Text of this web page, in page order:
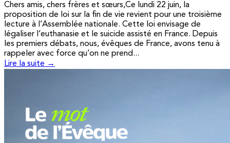
Chers amis, chers frères et sœurs,Ce lundi 22 juin, la
proposition de loi sur la fin de vie revient pour une troisième
lecture à l’Assemblée nationale. Cette loi envisage de
légaliser l’euthanasie et le suicide assisté en France. Depuis
les premiers débats, nous, évêques de France, avons tenu à
rappeler avec force qu’on ne prend...
Lire la suite →